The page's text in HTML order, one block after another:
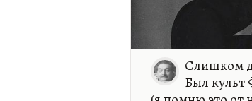
Слишком
Был культ